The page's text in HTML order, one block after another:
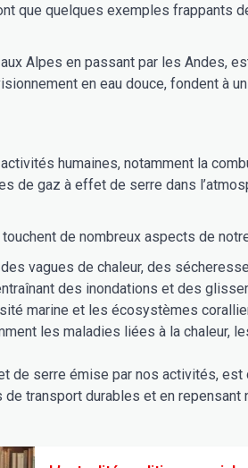
que quelques exemples frappants
Alpes en passant par les Andes,
en eau douce, fondent à
humaines, notamment la
de gaz à effet de serre dans
de nombreux aspects de
vagues de chaleur, des
des inondations et des
marine et les écosystèmes
les maladies liées à la
de serre émise par nos activités,
transport durables et en